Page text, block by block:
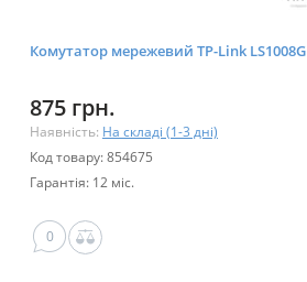
Комутатор мережевий TP-Link LS1008G
875 грн.
Наявність: На складі (1-3 дні)
Код товару: 854675
Гарантія: 12 міс.
0